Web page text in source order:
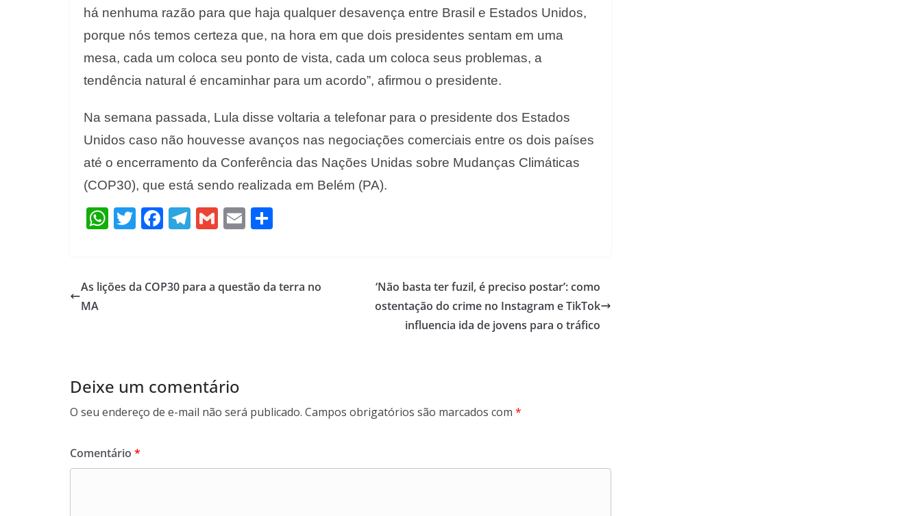
há nenhuma razão para que haja qualquer desavença entre Brasil e Estados Unidos,
porque nós temos certeza que, na hora em que dois presidentes sentam em uma
mesa, cada um coloca seu ponto de vista, cada um coloca seus problemas, a
tendência natural é encaminhar para um acordo”, afirmou o presidente.
Na semana passada, Lula disse voltaria a telefonar para o presidente dos Estados
Unidos caso não houvesse avanços nas negociações comerciais entre os dois países
até o encerramento da Conferência das Nações Unidas sobre Mudanças Climáticas
(COP30), que está sendo realizada em Belém (PA).
W
s
T
er
F
b
T
gr
G
l
E
l e
As lições da COP30 para a questão da terra no
MA
‘Não basta ter fuzil, é preciso postar’: como
ostentação do crime no Instagram e TikTok
influencia ida de jovens para o tráfico
Deixe um comentário
O seu endereço de e-mail não será publicado. Campos obrigatórios são marcados com *
Comentário *